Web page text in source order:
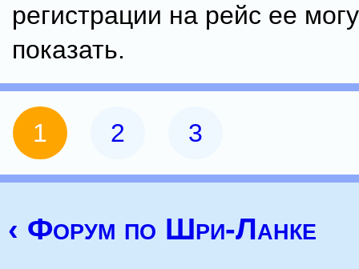
регистрации на рейс ее
показать.
1 2 3
‹ Форум по Шри-Ланке